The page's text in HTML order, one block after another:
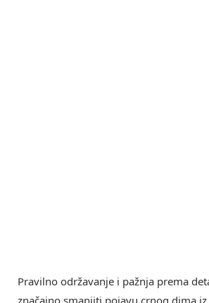
Pravilno održavanje i pažnja prema
značajno smanjiti pojavu crnog dima iz